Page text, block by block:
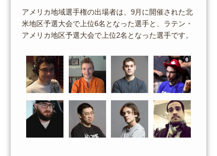
アメリカ地域選手権の出場者は、9月に開催された北
米地区予選大会で上位6名となった選手と、ラテン・
アメリカ地区予選大会で上位2名となった選手です。